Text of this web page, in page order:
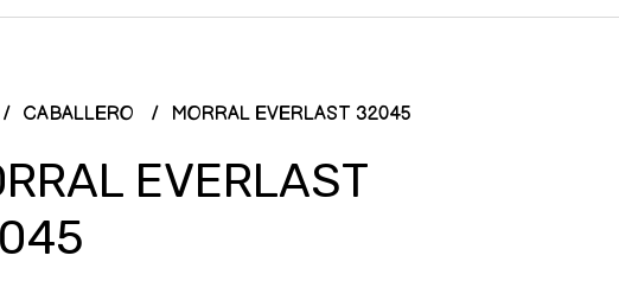
CABALLERO MORRAL EVERLAST 32045
EVERLAST